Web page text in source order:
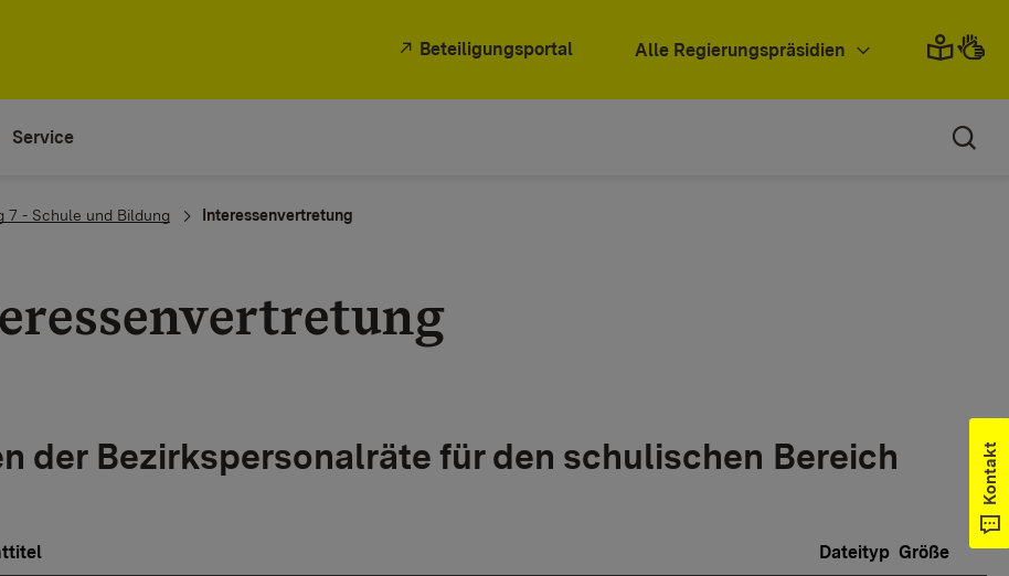
Beteiligungsportal Alle Regierungspräsidien
Service
7 - Schule und Bildung Interessenvertretung
der Bezirkspersonalräte für den schulischen Bereich
Dateityp Größe
Kontakt